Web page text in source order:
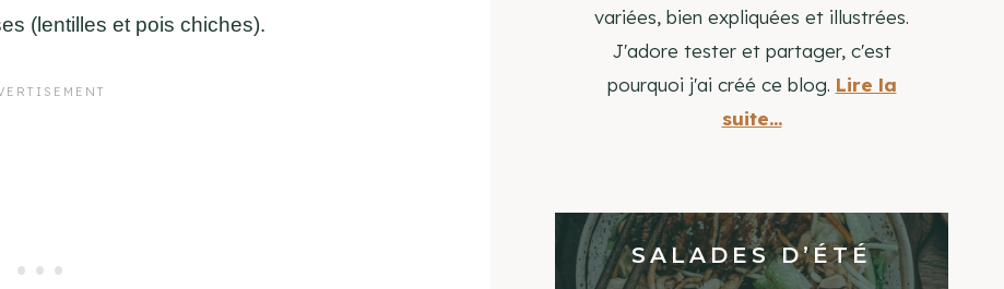
(lentilles et pois chiches).
variées, bien expliquées et illustrées.
J'adore tester et partager, c'est
pourquoi j'ai créé ce blog. Lire la
suite...
SALADES D’ÉTÉ